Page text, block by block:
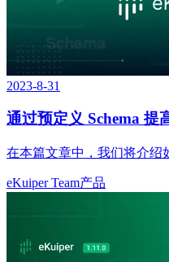
2023-8-31
通过预定义 Schema 提
在本篇文章中，我们将介绍
eKuiper Team产品